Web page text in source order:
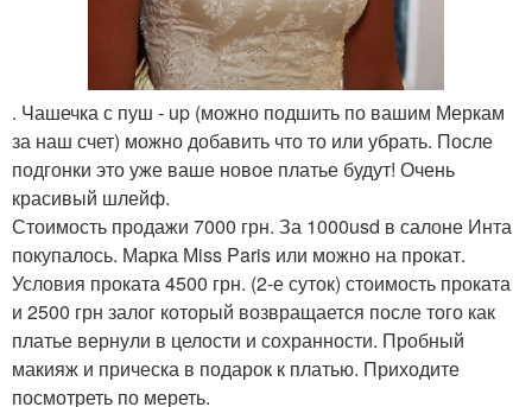
. Чашечка с пуш - up (можно подшить по вашим Меркам
за наш счет) можно добавить что то или убрать. После
подгонки это уже ваше новое платье будут! Очень
красивый шлейф.
Стоимость продажи 7000 грн. За 1000usd в салоне Инта
покупалось. Марка Мiss Paris или можно на прокат.
Условия проката 4500 грн. (2-е суток) стоимость проката
и 2500 грн залог который возвращается после того как
платье вернули в целости и сохранности. Пробный
макияж и прическа в подарок к платью. Приходите
посмотреть по мереть.